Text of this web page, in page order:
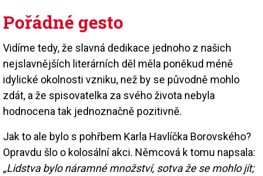
Pořádné gesto
Vidíme tedy, že slavná dedikace jednoho z našich
nejslavnějších literárních děl měla poněkud méně
idylické okolnosti vzniku, než by se původně mohlo
zdát, a že spisovatelka za svého života nebyla
hodnocena tak jednoznačně pozitivně.
Jak to ale bylo s pohřbem Karla Havlíčka Borovského?
Opravdu šlo o kolosální akci. Němcová k tomu napsala:
„Lidstva bylo náramné množství, sotva že se mohlo jít;